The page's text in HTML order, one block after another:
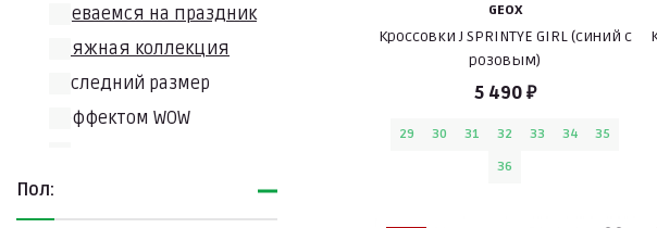
Одеваемся на праздник
Пляжная коллекция
Последний размер
С эффектом WOW
Хиты продаж
Пол:
GEOX
Кроссовки J SPRINTYE GIRL (синий с
розовым)
5 490 ₽
29 30 31 32 33 34
35
36